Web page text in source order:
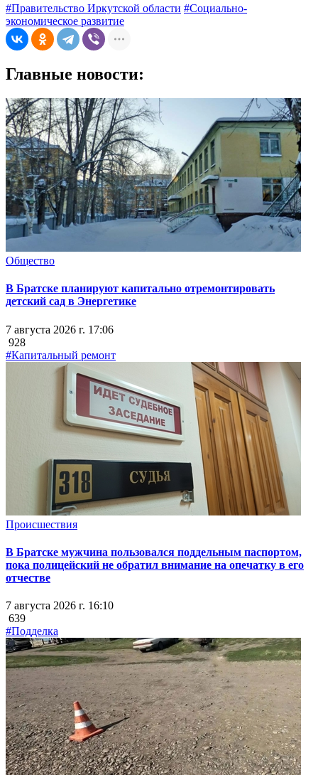
#Правительство Иркутской области #Социально-
экономическое развитие
Главные новости:
Общество
В Братске планируют капитально отремонтировать
детский сад в Энергетике
7 августа 2026 г. 17:06
928
#Капитальный ремонт
Происшествия
В Братске мужчина пользовался поддельным паспортом,
пока полицейский не обратил внимание на опечатку в его
отчестве
7 августа 2026 г. 16:10
639
#Подделка